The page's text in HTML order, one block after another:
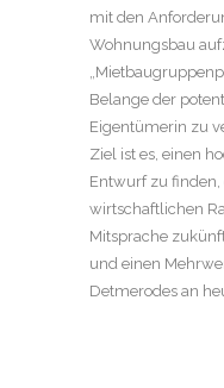
mit den
Wohnungsbau
Belange der
Eigentümerin zu
Ziel ist es, einen
Entwurf zu
wirtschaftlichen
Mitsprache
und einen
Detmerodes an